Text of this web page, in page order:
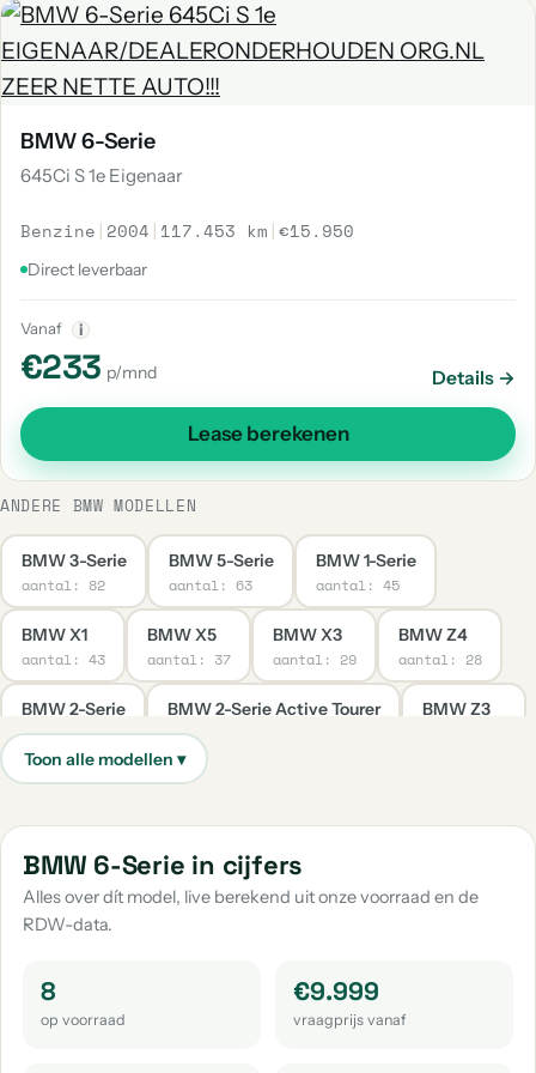
BMW 6-Serie
645Ci S 1e Eigenaar
Benzine | 2004 | 117.453 km |€15.950
Direct leverbaar
Vanaf i
€233 p/mnd Details →
Lease berekenen
ANDERE BMW MODELLEN
BMW 3-Serie
aantal: 82
BMW 5-Serie
aantal: 63
BMW 1-Serie
aantal: 45
BMW X1
aantal: 43
BMW X5
aantal: 37
BMW X3
aantal: 29
BMW Z4
aantal: 28
BMW 2-Serie
aantal: 22
BMW 2-Serie Active Tourer
aantal: 15
BMW Z3
BMW M3 BMW 4-Serie
BMW 2-Serie Gran Coupe BMW 2-Serie Gran Tourer
aantal: 7
BMW X2
BMW X4
aantal: 6
BMW 3-Serie Gran Turismo
aantal: 3
BMW 6-Serie in cijfers
Alles over dít model, live berekend uit onze voorraad en de
RDW-data.
8
op voorraad
€9.999
vraagprijs vanaf